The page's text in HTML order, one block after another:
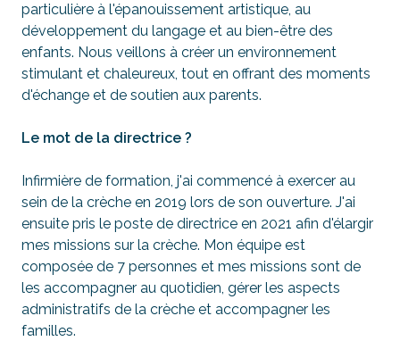
particulière à l'épanouissement artistique, au
développement du langage et au bien-être des
enfants. Nous veillons à créer un environnement
stimulant et chaleureux, tout en offrant des moments
d'échange et de soutien aux parents.
Le mot de la directrice ?
Infirmière de formation, j'ai commencé à exercer au
sein de la crèche en 2019 lors de son ouverture. J'ai
ensuite pris le poste de directrice en 2021 afin d'élargir
mes missions sur la crèche. Mon équipe est
composée de 7 personnes et mes missions sont de
les accompagner au quotidien, gérer les aspects
administratifs de la crèche et accompagner les
familles.